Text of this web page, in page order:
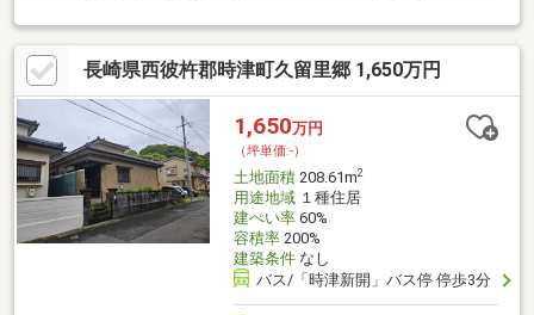
８５万円（税込）、付帯工事費１１０万円（税込）、総額３，８
７５万円（税込）※諸経費・外柵工事費は別途必要／木造２階建
（延床面積８９．４３㎡）、駐車場２台、
長崎県西彼杵郡時津町久留里郷 1,650万円
1,650万円
（坪単価:-）
土地面積208.61m2
用途地域１種住居
建ぺい率60%
容積率200%
建築条件なし
バス/「時津新開」バス停 停歩3分